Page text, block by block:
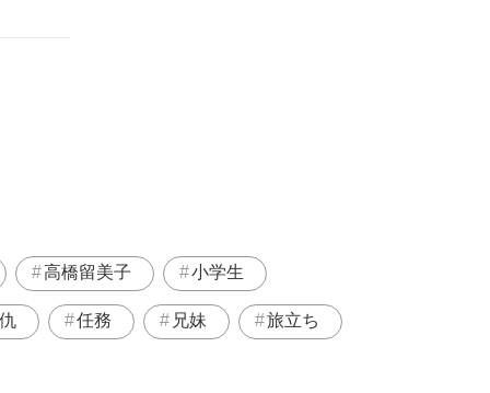
高橋留美子 小学生
仇 任務 兄妹 旅立ち